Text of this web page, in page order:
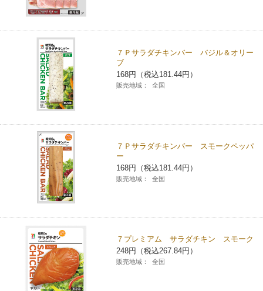
７Ｐサラダチキンバー バジル＆オリー
ブ
168円（税込181.44円）
販売地域： 全国
７Ｐサラダチキンバー スモークペッパ
ー
168円（税込181.44円）
販売地域： 全国
７プレミアム サラダチキン スモーク
248円（税込267.84円）
販売地域： 全国